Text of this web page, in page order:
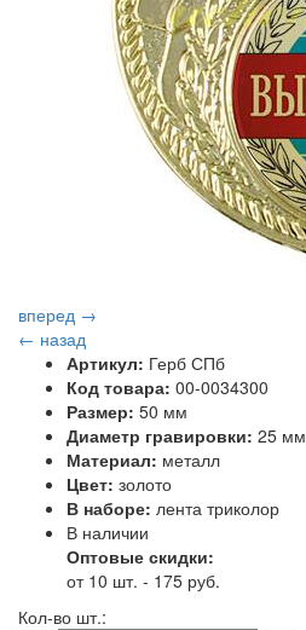
вперед →
← назад
Артикул: Герб СПб
Код товара: 00-0034300
Размер: 50 мм
Диаметр гравировки: 25 мм
Материал: металл
Цвет: золото
В наборе: лента триколор
В наличии
Оптовые скидки:
от 10 шт. - 175 руб.
Кол-во шт.: